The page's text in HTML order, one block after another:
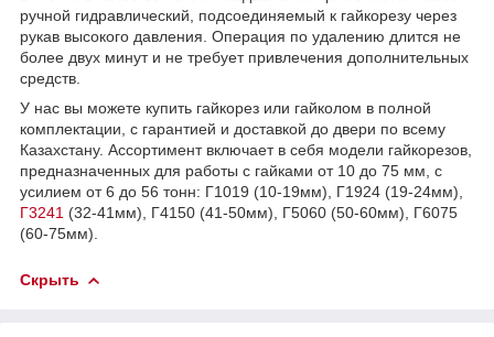
ручной гидравлический, подсоединяемый к гайкорезу через
рукав высокого давления. Операция по удалению длится не
более двух минут и не требует привлечения дополнительных
средств.
У нас вы можете купить гайкорез или гайколом в полной
комплектации, с гарантией и доставкой до двери по всему
Казахстану. Ассортимент включает в себя модели гайкорезов,
предназначенных для работы с гайками от 10 до 75 мм, с
усилием от 6 до 56 тонн: Г1019 (10-19мм), Г1924 (19-24мм),
Г3241 (32-41мм), Г4150 (41-50мм), Г5060 (50-60мм), Г6075
(60-75мм).
Скрыть